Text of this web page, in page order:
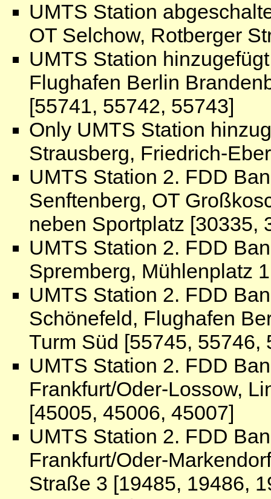
UMTS Station
OT Selchow, Rotberger
UMTS Station
Flughafen Berlin
[55741, 55742, 55743]
Only UMTS Station
Strausberg, Friedrich-
UMTS Station 2. FDD
Senftenberg, OT
neben Sportplatz [30335,
UMTS Station 2. FDD
Spremberg, Mühlenplatz
UMTS Station 2. FDD
Schönefeld, Flughafen
Turm Süd [55745, 55746,
UMTS Station 2. FDD
Frankfurt/Oder-Lossow,
[45005, 45006, 45007]
UMTS Station 2. FDD
Frankfurt/Oder-
Straße 3 [19485, 19486,